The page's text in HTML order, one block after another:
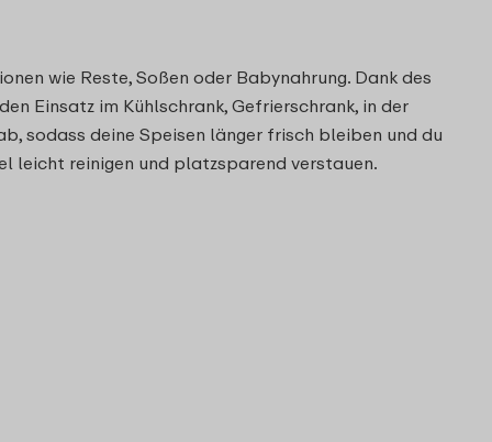
wie Reste, Soßen oder Babynahrung. Dank des
Einsatz im Kühlschrank, Gefrierschrank, in der
sodass deine Speisen länger frisch bleiben und du
leicht reinigen und platzsparend verstauen.